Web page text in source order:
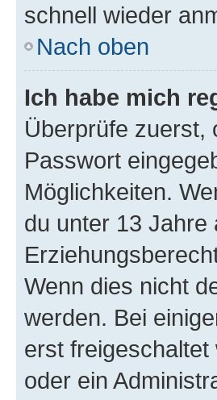
schnell wieder
Nach oben
Ich habe mich
Überprüfe zuerst,
Passwort
Möglichkeiten.
du unter 13 Jahre
Wenn dies nicht
werden. Bei
erst
oder ein